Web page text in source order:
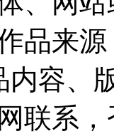
品来
内容、
联系